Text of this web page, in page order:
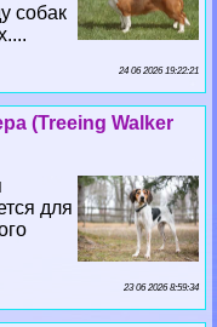
собак
24 06 2026 19:22:21
(Treeing Walker
для
23 06 2026 8:59:34